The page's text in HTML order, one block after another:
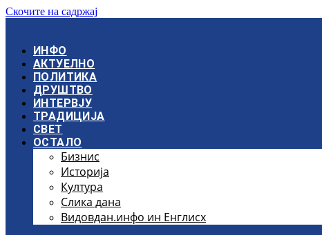
Скочите на садржај
ИНФО
АКТУЕЛНО
ПОЛИТИКА
ДРУШТВО
ИНТЕРВЈУ
ТРАДИЦИЈА
СВЕТ
ОСТАЛО
Бизнис
Историја
Култура
Слика дана
Видовдан.инфо ин Енглисх